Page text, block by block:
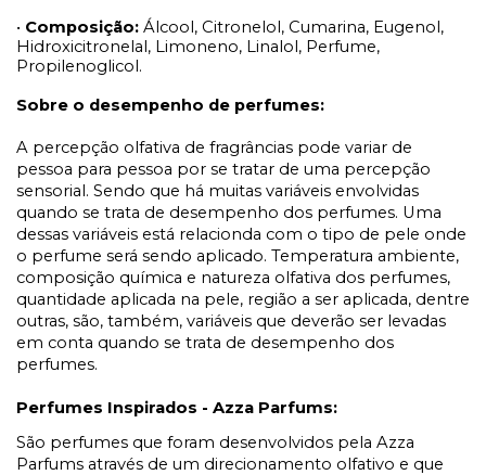
• Composição: Álcool, Citronelol, Cumarina, Eugenol,
Hidroxicitronelal, Limoneno, Linalol, Perfume,
Propilenoglicol.
Sobre o desempenho de perfumes:
A percepção olfativa de fragrâncias pode variar de
pessoa para pessoa por se tratar de uma percepção
sensorial. Sendo que há muitas variáveis envolvidas
quando se trata de desempenho dos perfumes. Uma
dessas variáveis está relacionda com o tipo de pele onde
o perfume será sendo aplicado. Temperatura ambiente,
composição química e natureza olfativa dos perfumes,
quantidade aplicada na pele, região a ser aplicada, dentre
outras, são, também, variáveis que deverão ser levadas
em conta quando se trata de desempenho dos
perfumes.
Perfumes Inspirados - Azza Parfums:
São perfumes que foram desenvolvidos pela Azza
Parfums através de um direcionamento olfativo e que